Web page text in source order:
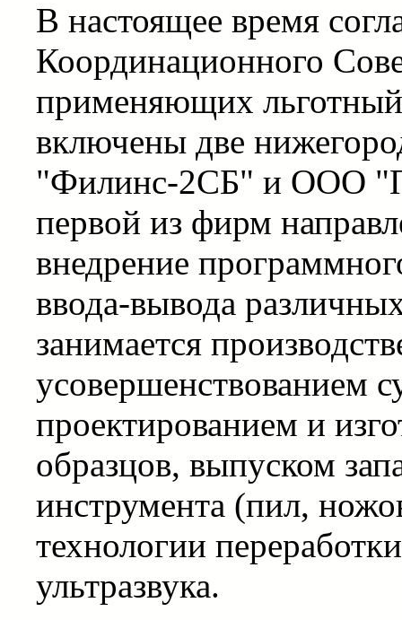
В настоящее время
Координационного
применяющих
включены две
"Филинс-2СБ" и ООО
первой из фирм
внедрение
ввода-вывода
занимается
усовершенствованием
проектированием и
образцов, выпуском
инструмента (пил,
технологии
ультразвука.